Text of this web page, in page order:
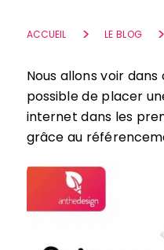
ACCUEIL LE BLOG
Nous allons voir
possible de placer
internet dans les
grâce au